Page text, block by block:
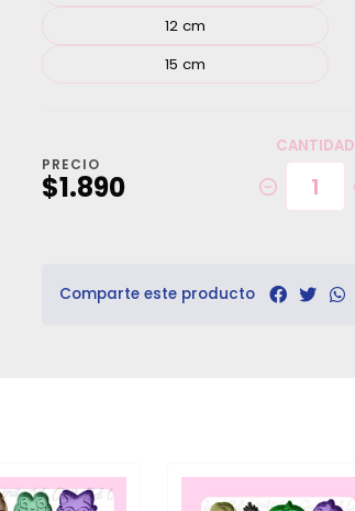
12 cm
15 cm
PRECIO
$1.890
CANTIDAD
Comparte este producto